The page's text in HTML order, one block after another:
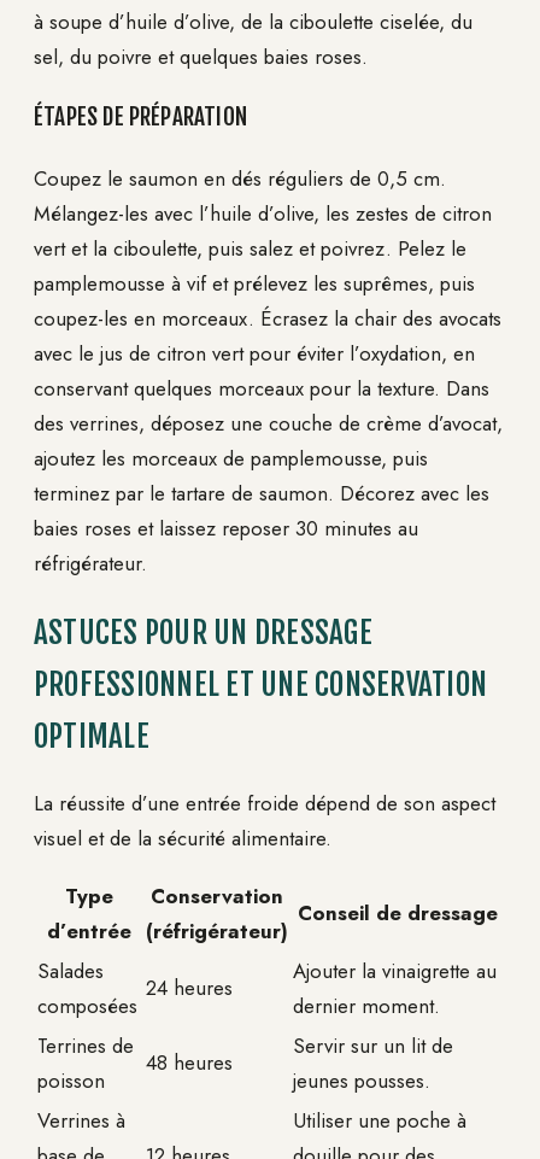
à soupe d’huile d’olive, de la ciboulette ciselée, du
sel, du poivre et quelques baies roses.
ÉTAPES DE PRÉPARATION
Coupez le saumon en dés réguliers de 0,5 cm.
Mélangez-les avec l’huile d’olive, les zestes de citron
vert et la ciboulette, puis salez et poivrez. Pelez le
pamplemousse à vif et prélevez les suprêmes, puis
coupez-les en morceaux. Écrasez la chair des avocats
avec le jus de citron vert pour éviter l’oxydation, en
conservant quelques morceaux pour la texture. Dans
des verrines, déposez une couche de crème d’avocat,
ajoutez les morceaux de pamplemousse, puis
terminez par le tartare de saumon. Décorez avec les
baies roses et laissez reposer 30 minutes au
réfrigérateur.
ASTUCES POUR UN DRESSAGE
PROFESSIONNEL ET UNE CONSERVATION
OPTIMALE
La réussite d’une entrée froide dépend de son aspect
visuel et de la sécurité alimentaire.
Type
d’entrée
Conservation
(réfrigérateur)
Conseil de dressage
Salades
composées
24 heures
Ajouter la vinaigrette au
dernier moment.
Terrines de
poisson
48 heures
Servir sur un lit de
jeunes pousses.
Verrines à
Utiliser une poche à